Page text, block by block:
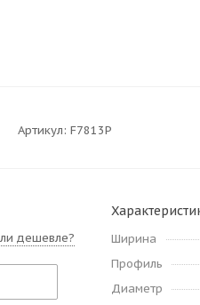
Артикул: F7813P
дешевле? Ширина
Профиль
Диаметр